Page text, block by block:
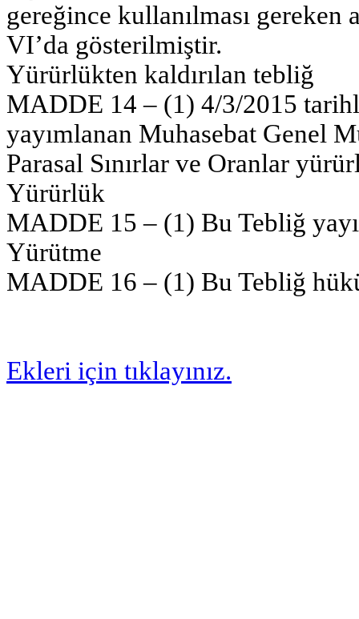
gereğince kullanılması gereken
VI’da gösterilmiştir.
Yürürlükten kaldırılan tebliğ
MADDE 14 – (1) 4/3/2015
yayımlanan Muhasebat Genel
Parasal Sınırlar ve Oranlar
Yürürlük
MADDE 15 – (1) Bu Tebliğ
Yürütme
MADDE 16 – (1) Bu Tebliğ
Ekleri için tıklayınız.